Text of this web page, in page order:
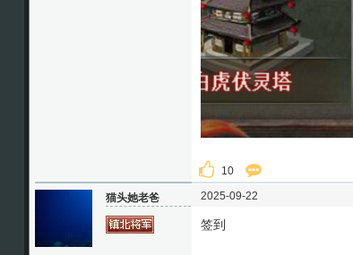
10
猫头她老爸 2025-09-22
签到